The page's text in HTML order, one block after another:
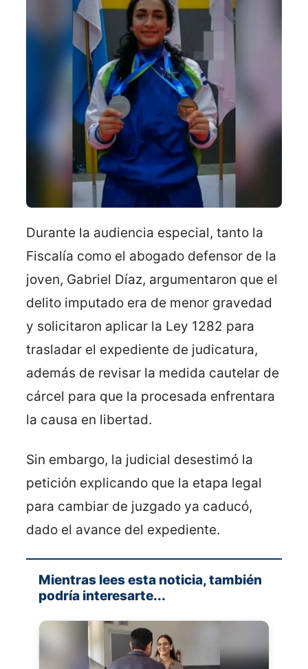
Durante la audiencia especial, tanto la
Fiscalía como el abogado defensor de la
joven, Gabriel Díaz, argumentaron que el
delito imputado era de menor gravedad
y solicitaron aplicar la Ley 1282 para
trasladar el expediente de judicatura,
además de revisar la medida cautelar de
cárcel para que la procesada enfrentara
la causa en libertad.
Sin embargo, la judicial desestimó la
petición explicando que la etapa legal
para cambiar de juzgado ya caducó,
dado el avance del expediente.
Mientras lees esta noticia, también
podría interesarte...